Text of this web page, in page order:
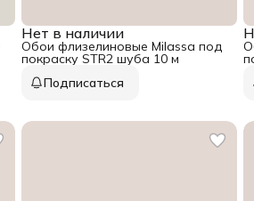
Нет в наличии
Обои флизелиновые Milassa под
покраску STR2 шуба 10 м
Подписаться